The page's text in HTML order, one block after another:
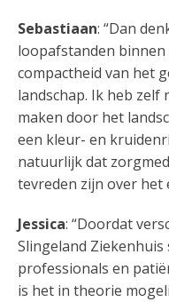
Sebastiaan: “Dan
loopafstanden
compactheid van het
landschap. Ik heb zelf
maken door het
een kleur- en
natuurlijk dat
tevreden zijn over het
Jessica: “Doordat
Slingeland
professionals en
is het in theorie